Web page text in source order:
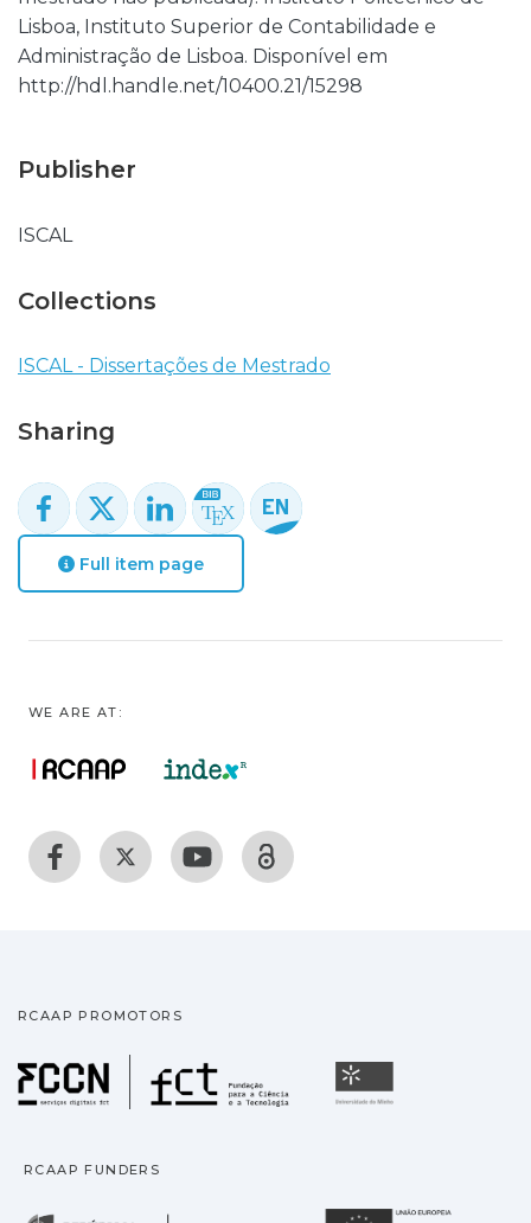
Lisboa, Instituto Superior de Contabilidade e
Administração de Lisboa. Disponível em
http://hdl.handle.net/10400.21/15298
Publisher
ISCAL
Collections
ISCAL - Dissertações de Mestrado
Sharing
Full item page
WE ARE AT:
RCAAP PROMOTORS
Fundação para a
RCAAP FUNDERS